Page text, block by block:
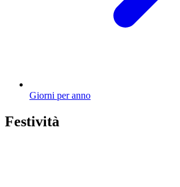
Giorni per anno
Festività